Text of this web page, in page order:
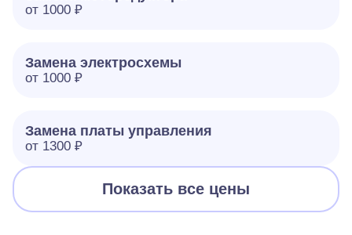
от 1000 ₽
Замена электросхемы
от 1000 ₽
Замена платы управления
от 1300 ₽
Показать все цены